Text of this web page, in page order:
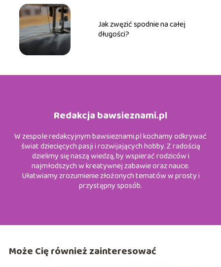
Jak zwęzić spodnie na całej
długości?
Redakcja bawsieznami.pl
W zespole redakcyjnym bawsieznami.pl kochamy odkrywać
świat dziecięcych pasji i rozwijających hobby. Z radością
dzielimy się naszą wiedzą, by wspierać rodziców i
najmłodszych w kreatywnej zabawie oraz nauce.
Ułatwiamy zrozumienie złożonych tematów w prosty i
przystępny sposób.
Może Cię również zainteresować